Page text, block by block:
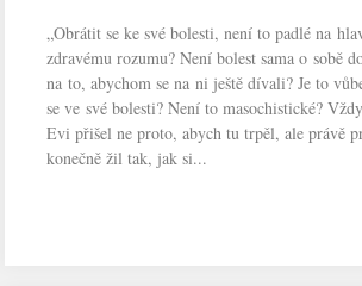
„Obrátit se ke své bolesti, není to padlé na
zdravému rozumu? Není bolest sama o sobě
na to, abychom se na ni ještě dívali? Je to
se ve své bolesti? Není to masochistické?
Evi přišel ne proto, abych tu trpěl, ale právě
konečně žil tak, jak si...